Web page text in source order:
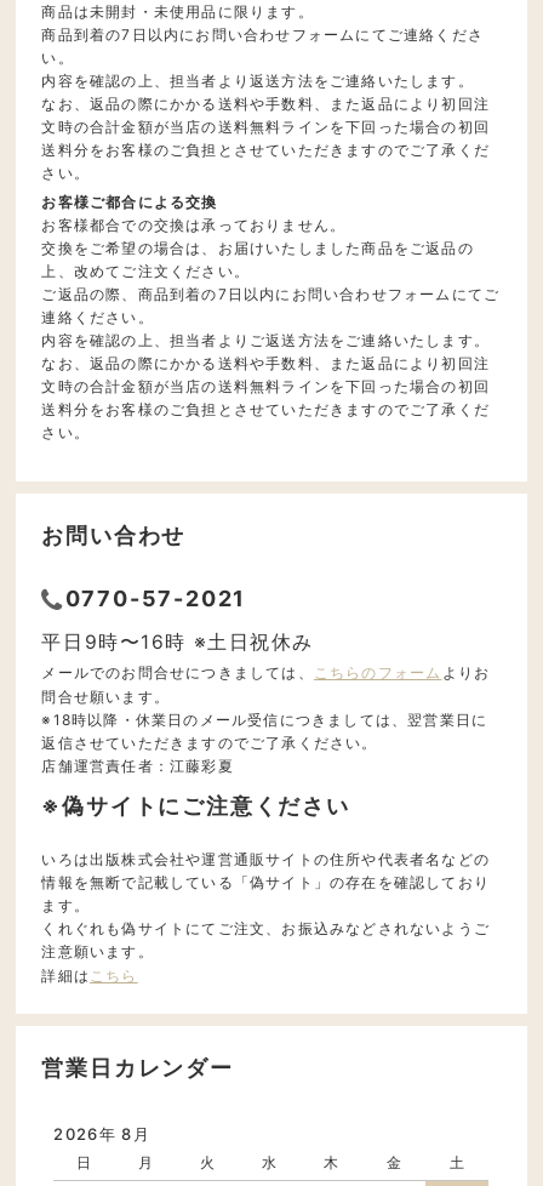
商品は未開封・未使用品に限ります。
商品到着の7日以内にお問い合わせフォームにてご連絡くださ
い。
内容を確認の上、担当者より返送方法をご連絡いたします。
なお、返品の際にかかる送料や手数料、また返品により初回注
文時の合計金額が当店の送料無料ラインを下回った場合の初回
送料分をお客様のご負担とさせていただきますのでご了承くだ
さい。
お客様ご都合による交換
お客様都合での交換は承っておりません。
交換をご希望の場合は、お届けいたしました商品をご返品の
上、改めてご注文ください。
ご返品の際、商品到着の7日以内にお問い合わせフォームにてご
連絡ください。
内容を確認の上、担当者よりご返送方法をご連絡いたします。
なお、返品の際にかかる送料や手数料、また返品により初回注
文時の合計金額が当店の送料無料ラインを下回った場合の初回
送料分をお客様のご負担とさせていただきますのでご了承くだ
さい。
お問い合わせ
0770-57-2021
平日9時〜16時 ※土日祝休み
メールでのお問合せにつきましては、 こちらのフォーム よりお
問合せ願います。
※18時以降・休業日のメール受信につきましては、翌営業日に
返信させていただきますのでご了承ください。
店舗運営責任者：江藤彩夏
※偽サイトにご注意ください
いろは出版株式会社や運営通販サイトの住所や代表者名などの
情報を無断で記載している「偽サイト」の存在を確認しており
ます。
くれぐれも偽サイトにてご注文、お振込みなどされないようご
注意願います。
詳細は こちら
営業日カレンダー
2026年 8月
日 月 火 水 木 金
土